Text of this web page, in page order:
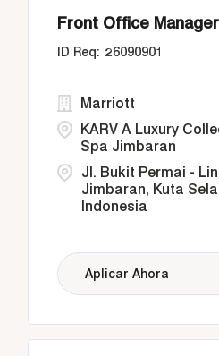
Front Office Manager
26090901
Jl. Bukit Permai -
Jimbaran, Kuta
Indonesia
Marriott
KARV A Luxury
Spa Jimbaran
Aplicar Ahora